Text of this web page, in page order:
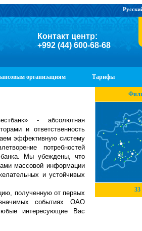
Контакт центр:
+992 (44) 600-68-68
организациям Тарифы
- абсолютная
и ответственность
эффективную систему
потребностей
банка. Мы убеждены, что
массовой информации
и устойчивых
полученную от первых
событиях ОАО
интересующие Вас